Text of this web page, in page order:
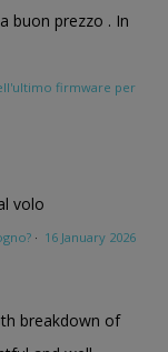
buon prezzo . In
firmware per
volo
· 16 January 2026
breakdown of